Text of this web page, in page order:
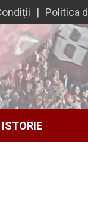
Politica
ISTORIE